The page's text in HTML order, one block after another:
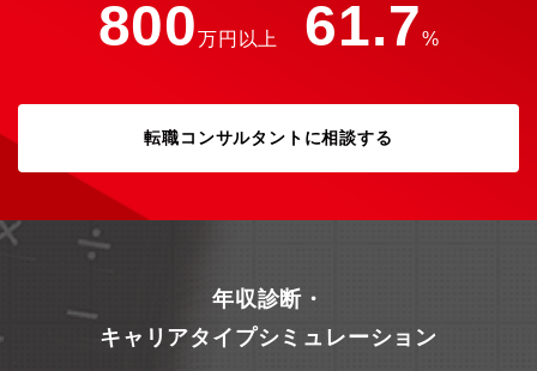
【アウトソーシングテクノロジー社/オンライン社内報】社内報ア
ワードでブロンズ賞を受賞！https://www.ostech-online-
https://solutions.ostechnology.co.jp/drupal.htmlセキュリティに
優れたCMSシステム。ご要望のWEBサイトを構築するサービスに
規模なポータルサイト)■スピンメディア：
https://solutions.ostechnology.co.jp/spinmedia.html動画・静止
画・メタデータ・リンク等 あらゆるマルチメディアに対応した
電子出版物プラットフォームです。独自フォーマットをあらゆる
技術です！■DATADOG：
https://solutions.ostechnology.co.jp/datadog.html運用監視のす
べてを解決する統合サービスです。運用監視業務の品質向上とコ
800万円以上 61.7%
転職コンサルタントに相談する
年収診断・
キャリアタイプシミュレーション